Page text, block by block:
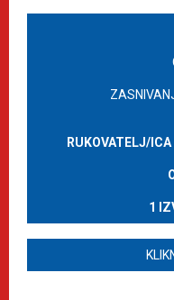
RUKOVATELJ/
1